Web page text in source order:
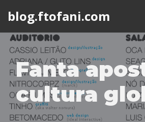
to
content
blog.ftofani.com
Fanta
cultura